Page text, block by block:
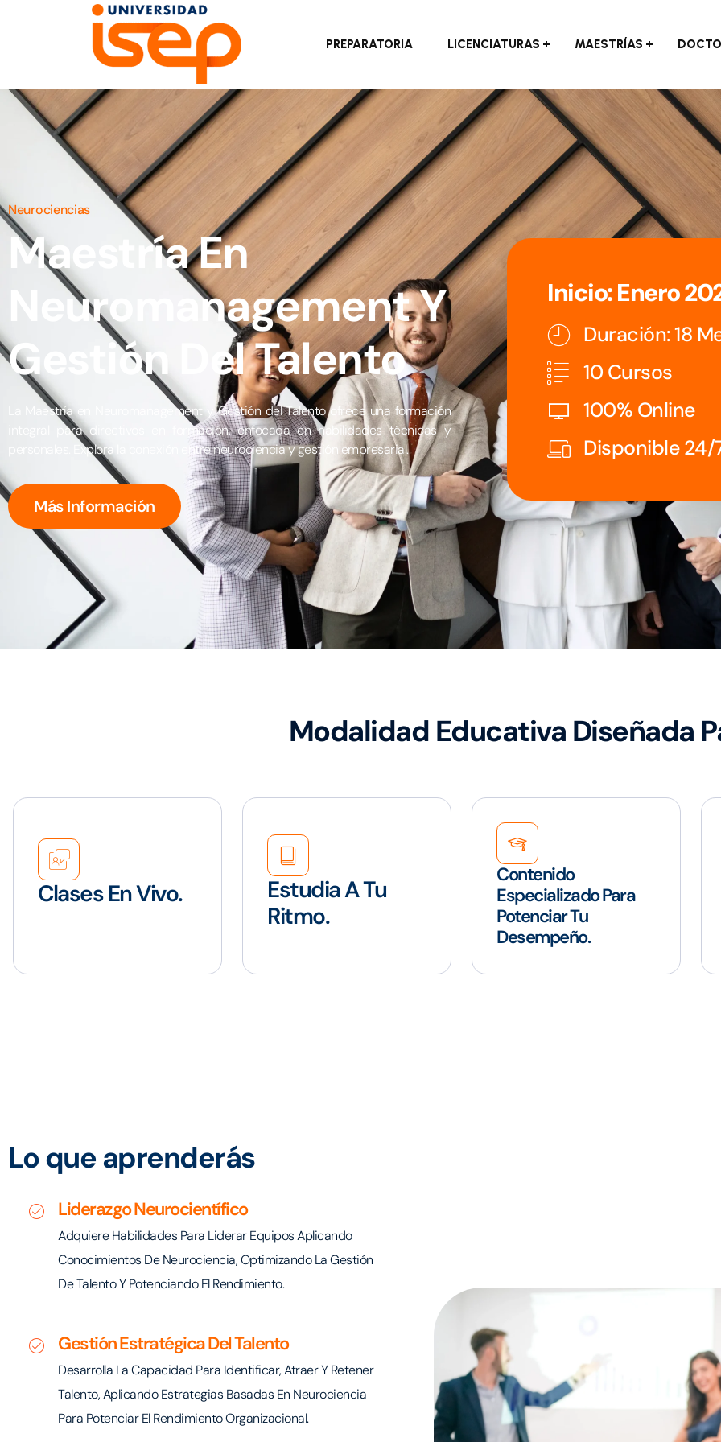
PREPARATORIA LICENCIATURAS MAESTRÍAS
Neurociencias
Maestría En
Neuromanagement Y
Gestión Del Talento
La Maestría en Neuromanagement y Gestión del Talento ofrece una formación
integral para directivos en formación, enfocada en habilidades técnicas y
personales. Explora la conexión entre neurociencia y gestión empresarial.
Más Información
Inicio: Enero
Duración: 18
10 Cursos
100% Online
Disponible 24/
Modalidad Educativa Diseñada
Clases En Vivo.
Estudia A Tu
Ritmo.
Contenido
Especializado Para
Potenciar Tu
Desempeño.
Lo que aprenderás
Liderazgo Neurocientífico
Adquiere Habilidades Para Liderar Equipos Aplicando
Conocimientos De Neurociencia, Optimizando La Gestión
De Talento Y Potenciando El Rendimiento.
Gestión Estratégica Del Talento
Desarrolla La Capacidad Para Identificar, Atraer Y Retener
Talento, Aplicando Estrategias Basadas En Neurociencia
Para Potenciar El Rendimiento Organizacional.